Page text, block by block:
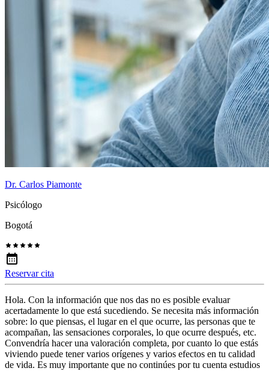
Dr. Carlos Piamonte
Psicólogo
Bogotá
Reservar cita
Hola. Con la información que nos das no es posible evaluar
acertadamente lo que está sucediendo. Se necesita más información
sobre: lo que piensas, el lugar en el que ocurre, las personas que te
acompañan, las sensaciones corporales, lo que ocurre después, etc.
Convendría hacer una valoración completa, por cuanto lo que estás
viviendo puede tener varios orígenes y varios efectos en tu calidad
de vida. Es muy importante que no continúes por tu cuenta estudios